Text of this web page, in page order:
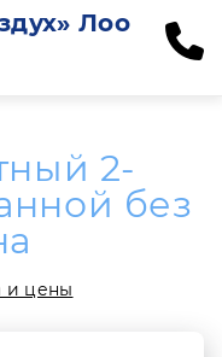
Лоо
2-
без
и цены